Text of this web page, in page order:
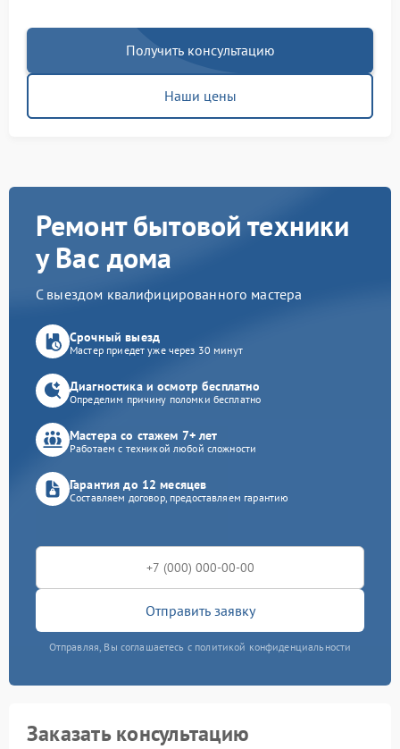
Получить консультацию
Наши цены
Ремонт бытовой техники
у Вас дома
С выездом квалифицированного мастера
Срочный выезд
Мастер приедет уже через 30 минут
Диагностика и осмотр бесплатно
Определим причину поломки бесплатно
Мастера со стажем 7+ лет
Работаем с техникой любой сложности
Гарантия до 12 месяцев
Составляем договор, предоставляем гарантию
Отправить заявку
Отправляя, Вы соглашаетесь с политикой конфиденциальности
Заказать консультацию